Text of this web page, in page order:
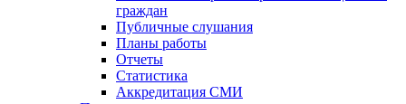
граждан
Публичные слушания
Планы работы
Отчеты
Статистика
Аккредитация СМИ